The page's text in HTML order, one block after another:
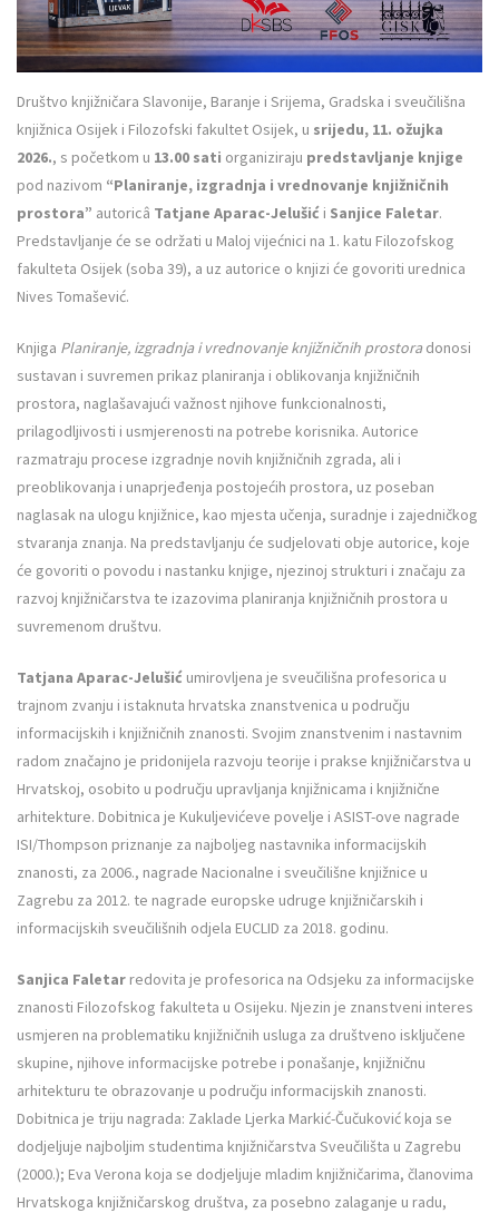
Društvo knjižničara Slavonije, Baranje i Srijema, Gradska i sveučilišna
knjižnica Osijek i Filozofski fakultet Osijek, u srijedu, 11. ožujka
2026., s početkom u 13.00 sati organiziraju predstavljanje knjige
pod nazivom “Planiranje, izgradnja i vrednovanje knjižničnih
prostora” autoricâ Tatjane Aparac-Jelušić i Sanjice Faletar.
Predstavljanje će se održati u Maloj vijećnici na 1. katu Filozofskog
fakulteta Osijek (soba 39), a uz autorice o knjizi će govoriti urednica
Nives Tomašević.
Knjiga Planiranje, izgradnja i vrednovanje knjižničnih prostora donosi
sustavan i suvremen prikaz planiranja i oblikovanja knjižničnih
prostora, naglašavajući važnost njihove funkcionalnosti,
prilagodljivosti i usmjerenosti na potrebe korisnika. Autorice
razmatraju procese izgradnje novih knjižničnih zgrada, ali i
preoblikovanja i unaprjeđenja postojećih prostora, uz poseban
naglasak na ulogu knjižnice, kao mjesta učenja, suradnje i zajedničkog
stvaranja znanja. Na predstavljanju će sudjelovati obje autorice, koje
će govoriti o povodu i nastanku knjige, njezinoj strukturi i značaju za
razvoj knjižničarstva te izazovima planiranja knjižničnih prostora u
suvremenom društvu.
Tatjana Aparac-Jelušić umirovljena je sveučilišna profesorica u
trajnom zvanju i istaknuta hrvatska znanstvenica u području
informacijskih i knjižničnih znanosti. Svojim znanstvenim i nastavnim
radom značajno je pridonijela razvoju teorije i prakse knjižničarstva u
Hrvatskoj, osobito u području upravljanja knjižnicama i knjižnične
arhitekture. Dobitnica je Kukuljevićeve povelje i ASIST-ove nagrade
ISI/Thompson priznanje za najboljeg nastavnika informacijskih
znanosti, za 2006., nagrade Nacionalne i sveučilišne knjižnice u
Zagrebu za 2012. te nagrade europske udruge knjižničarskih i
informacijskih sveučilišnih odjela EUCLID za 2018. godinu.
Sanjica Faletar redovita je profesorica na Odsjeku za informacijske
znanosti Filozofskog fakulteta u Osijeku. Njezin je znanstveni interes
usmjeren na problematiku knjižničnih usluga za društveno isključene
skupine, njihove informacijske potrebe i ponašanje, knjižničnu
arhitekturu te obrazovanje u području informacijskih znanosti.
Dobitnica je triju nagrada: Zaklade Ljerka Markić-Čučuković koja se
dodjeljuje najboljim studentima knjižničarstva Sveučilišta u Zagrebu
(2000.); Eva Verona koja se dodjeljuje mladim knjižničarima, članovima
Hrvatskoga knjižničarskog društva, za posebno zalaganje u radu,